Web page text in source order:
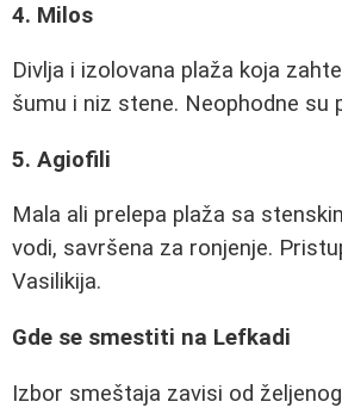
4. Milos
Divlja i izolovana plaža koja
šumu i niz stene. Neophodne su
5. Agiofili
Mala ali prelepa plaža sa
vodi, savršena za ronjenje.
Vasilikija.
Gde se smestiti na Lefkadi
Izbor smeštaja zavisi od